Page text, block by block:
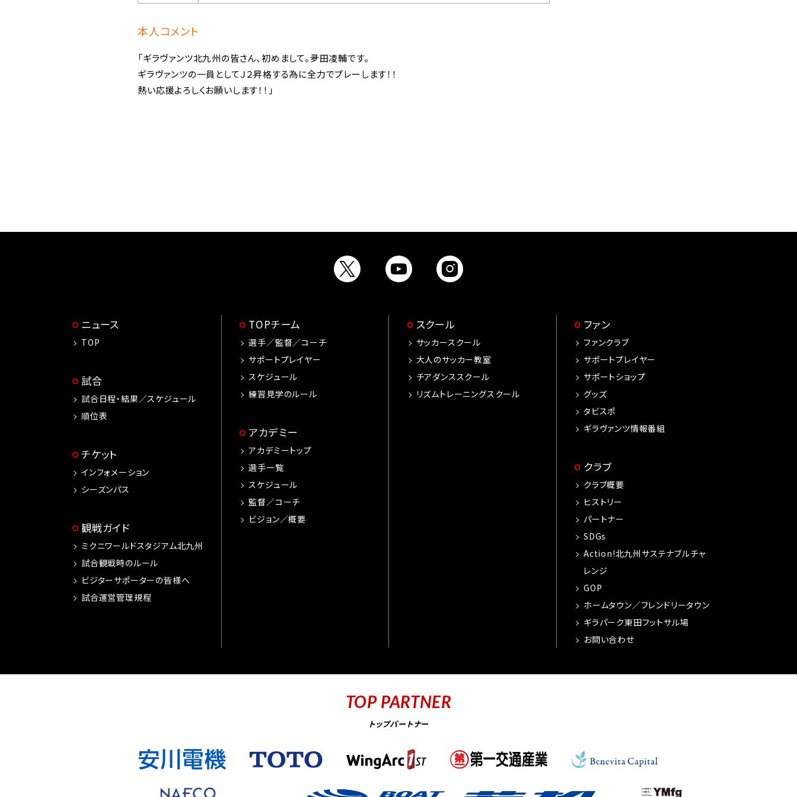
本人コメント
「ギラヴァンツ北九州の皆さん、初めまして。夛田凌輔です。
ギラヴァンツの一員としてＪ２昇格する為に全力でプレーします！！
熱い応援よろしくお願いします！！」
ニュース
TOP
試合
試合日程・結果／スケジュール
順位表
チケット
インフォメーション
シーズンパス
観戦ガイド
ミクニワールドスタジアム北九州
試合観戦時のルール
ビジターサポーターの皆様へ
試合運営管理規程
TOPチーム
選手／監督／コーチ
サポートプレイヤー
スケジュール
練習見学のルール
アカデミー
アカデミートップ
選手一覧
スケジュール
監督／コーチ
ビジョン／概要
スクール
サッカースクール
大人のサッカー教室
チアダンススクール
リズムトレーニングスクール
ファン
ファンクラブ
サポートプレイヤー
サポートショップ
グッズ
タビスポ
ギラヴァンツ情報番組
クラブ
クラブ概要
ヒストリー
パートナー
SDGs
Action!北九州サステナブルチャ
レンジ
GOP
ホームタウン／フレンドリータウン
ギラパーク東田フットサル場
お問い合わせ
TOP PARTNER
トップパートナー